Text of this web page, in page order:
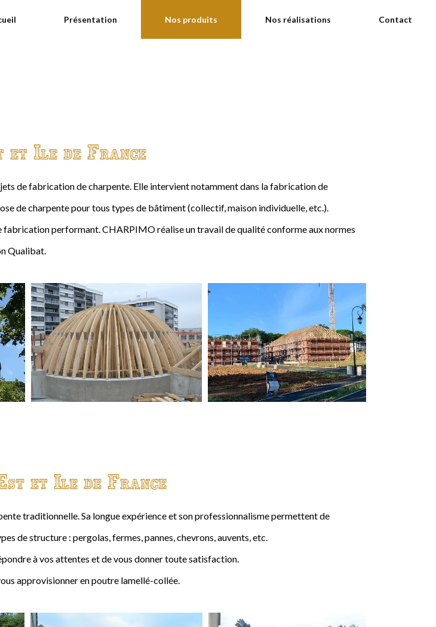
Présentation Nos produits Nos réalisations Contact
et Ile de France
de fabrication de charpente. Elle intervient notamment dans la fabrication de
de charpente pour tous types de bâtiment (collectif, maison individuelle, etc.).
performant. CHARPIMO réalise un travail de qualité conforme aux normes
Qualibat.
et Ile de France
traditionnelle. Sa longue expérience et son professionnalisme permettent de
de structure : pergolas, fermes, pannes, chevrons, auvents, etc.
à vos attentes et de vous donner toute satisfaction.
approvisionner en poutre lamellé-collée.